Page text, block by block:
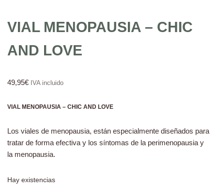
VIAL MENOPAUSIA – CHIC
AND LOVE
49,95€ IVA incluido
VIAL MENOPAUSIA – CHIC AND LOVE
Los viales de menopausia, están especialmente diseñados para
tratar de forma efectiva y los síntomas de la perimenopausia y
la menopausia.
Hay existencias